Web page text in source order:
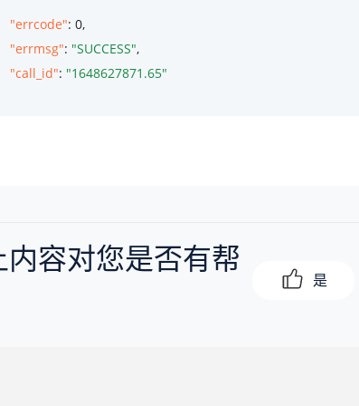
"errcode": 0,
"errmsg": "SUCCESS",
"call_id": "1648627871.65"
内容对您是否有帮
是